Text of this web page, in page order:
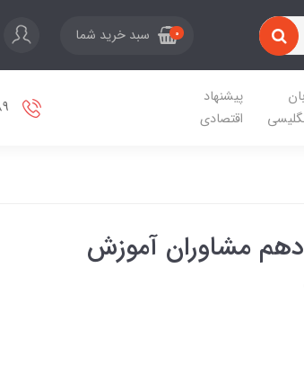
0 سبد خرید شما
پیشنهاد
اقتصادی
مشاوران آموزش